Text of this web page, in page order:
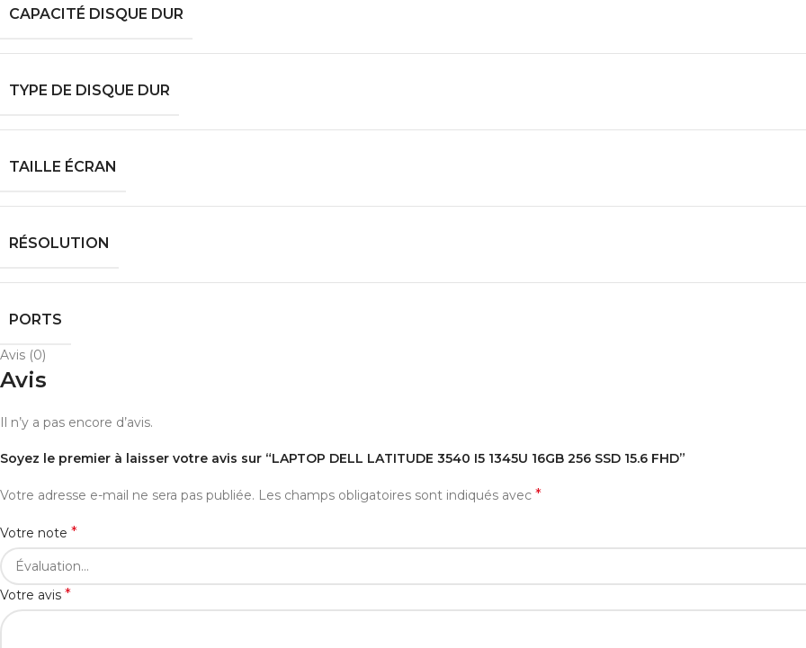
CAPACITÉ DISQUE DUR
TYPE DE DISQUE DUR
TAILLE ÉCRAN
RÉSOLUTION
PORTS
Avis (0)
Avis
Il n’y a pas encore d’avis.
Soyez le premier à laisser votre avis sur “LAPTOP DELL LATITUDE 3540 I5 1345U 16GB 256 SSD 15.6 FHD”
Votre adresse e-mail ne sera pas publiée. Les champs obligatoires sont indiqués avec *
Votre note *
Votre avis *